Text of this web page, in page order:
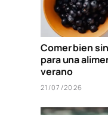
Comer bien
para una
verano
21/07/2026